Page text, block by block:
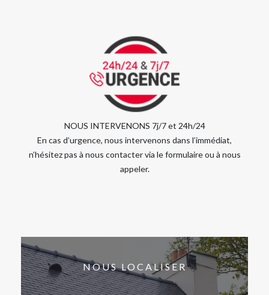
NOUS INTERVENONS 7j/7 et 24h/24
En cas d’urgence, nous intervenons dans l’immédiat,
n’hésitez pas à nous contacter via le formulaire ou à nous
appeler.
NOUS LOCALISER